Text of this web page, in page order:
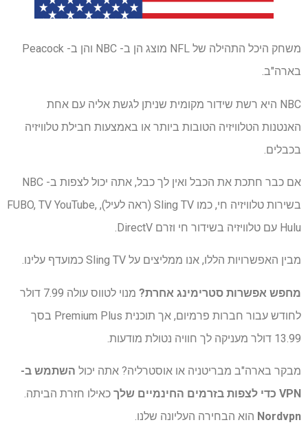
משחק היכל התהילה של NFL מוצג הן ב- NBC והן ב- Peacock
בארה"ב.
NBC היא רשת שידור מקומית שניתן לגשת אליה עם אחת
האנטנות הטלוויזיה הטובות ביותר או באמצעות חבילת טלוויזיה
בכבלים.
אם כבר חתכת את הכבל ואין לך כבל, אתה יכול לצפות ב- NBC
בשירות טלוויזיה חי, כמו Sling TV (ראה לעיל), FUBO, TV YouTube,
Hulu עם טלוויזיה בשידור חי וזרם DirectV.
מבין האפשרויות הללו, אנו ממליצים על Sling TV כמועדף עלינו.
מחפש אפשרות סטרימינג אחרת?
מנוי לטווס עולה 7.99 דולר
לחודש עבור חברות פרמיום, אך תוכנית Premium Plus בסך
13.99 דולר מעניקה לך חוויה נטולת מודעות.
מבקר בארה"ב מבריטניה או אוסטרליה? אתה יכול השתמש ב-
VPN כדי לצפות בזרמים החינמיים שלך
כאילו חזרת הביתה.
Nordvpn הוא הבחירה העליונה שלנו.